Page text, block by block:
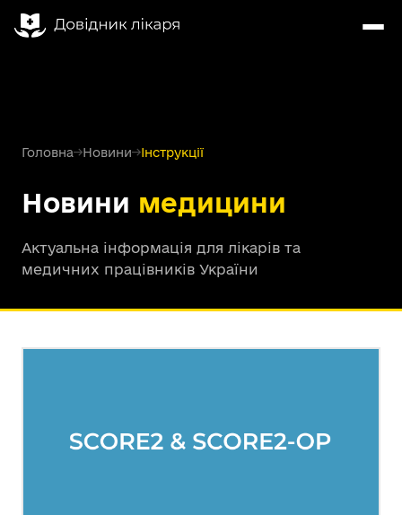
Головна→Новини→Інструкції
Новини медицини
Актуальна інформація для лікарів та
медичних працівників України